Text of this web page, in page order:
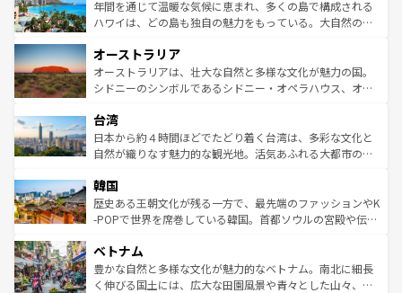
着のスイス情報はコンテンツ一覧 を参照してほしい。
ンメントが詰まった刺激的なスポットだ。一方、アメリカ
西部には大自然が広がり、グランドキャニオンやイエロー
部のニューオーリンズでは、音楽と美食が融合した独特の
文化が魅力。旅行者はアメリカの各地域で異なる魅力を楽
しみながら、その多様性と豊かな歴史を感じることができ
ならではの贅沢な旅のスタイルだ。 なお、新着のアメリカ
情報はコンテンツ一覧を参照してほしい。
年間を通じて温暖な気候に恵まれ、多くの島で構成される
ハワイは、どの島も独自の魅力をもっている。大自然の神
ワイ島は見逃せない。また、定番の観光地といえばオアフ
島だが、静かな自然を求めるならマウイ島やカウアイ島が
おすすめ。エメラルドグリーンに輝く海をはじめ、豊かな
れるおもてなしの心で訪れる人々を迎えてくれるハワイの
人々、おいしいローカルフードやハワイアンミュージッ
ク、伝統的なフラダンスなど、すべてがハワイの魅力を彩
ワイを、存分に味わってほしい。 なお、新着のハワイ情報
はコンテンツ一覧を参照してほしい。
オーストラリア
オーストラリアは、壮大な自然と多様な文化が魅力の国。
シドニーのシンボルであるシドニー・オペラハウス、オー
リアリーフや大陸中央部にそびえるウルル（エアーズロッ
ク）、タスマニアの美しい原生林やケアンズの熱帯雨林な
ど、見どころがたくさん。また、カフェやワイン、オージ
いる。アクティビティも充実しており、サーフィンやダイ
ビング、ハイキングなど、アウトドア好きにはたまらな
い。オーストラリアの多彩な魅力を存分に味わいつくそ
参照してほしい。
台湾
日本から約４時間ほどでたどり着く台湾は、多彩な文化と
自然が織りなす魅力的な観光地。活気あふれる大都市の台
ン）、静ひつな山岳地帯である台湾東部など、都市の喧騒
と山間の静けさが共存しており、訪れる人に新しい発見と
驚きをもたらしてくれる。また、奥深い台湾の食文化も魅
容にもいいと評判のスイーツなど、バラエティ豊かな料理
が味わえる。 なお、新着の台湾情報は コンテンツ一覧を参
照してほしい。
韓国
歴史ある王朝文化が残る一方で、最先端のファッションやK
-POPで世界を席巻している韓国。首都ソウルの宮殿や伝統
き、地方に足を延ばせば四季折々の自然美を楽しむことが
できる。そして、キムチや焼肉、絶品のストリートフード
まで、さまざまな韓国料理が待っている。夜には、韓国な
ベトナム
豊かな自然と多様な文化が魅力的なベトナム。南北に細長
く伸びる国土には、広大な田園風景や青々とした山々、世